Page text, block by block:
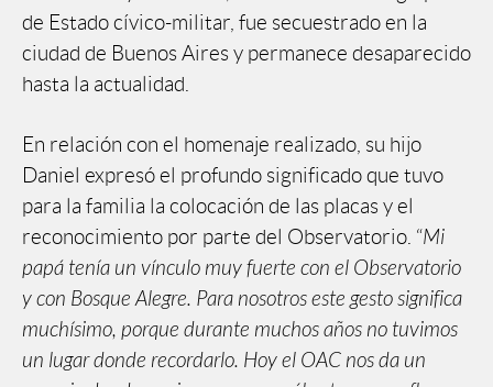
de Estado cívico-militar, fue secuestrado en la
ciudad de Buenos Aires y permanece desaparecido
hasta la actualidad.
En relación con el homenaje realizado, su hijo
Daniel expresó el profundo significado que tuvo
para la familia la colocación de las placas y el
reconocimiento por parte del Observatorio. “Mi
papá tenía un vínculo muy fuerte con el Observatorio
y con Bosque Alegre. Para nosotros este gesto significa
muchísimo, porque durante muchos años no tuvimos
un lugar donde recordarlo. Hoy el OAC nos da un